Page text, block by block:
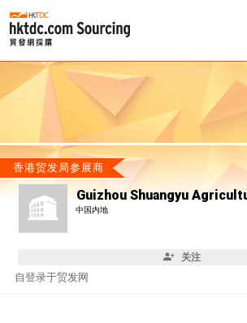
香港贸发局参展商
Guizhou Shuangyu
中国内地
关注
自登录于贸发网